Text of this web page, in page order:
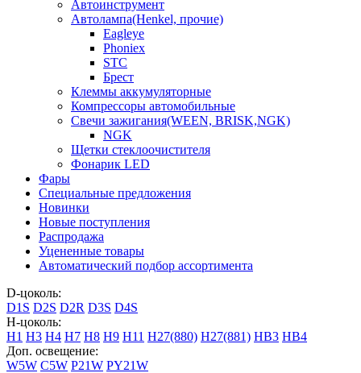
Автоинструмент
Автолампа(Henkel, прочие)
Eagleye
Phoniex
STC
Брест
Клеммы аккумуляторные
Компрессоры автомобильные
Свечи зажигания(WEEN, BRISK,NGK)
NGK
Щетки стеклоочистителя
Фонарик LED
Фары
Специальные предложения
Новинки
Новые поступления
Распродажа
Уцененные товары
Автоматический подбор ассортимента
D-цоколь:
D1S D2S D2R D3S D4S
H-цоколь:
H1 H3 H4 H7 H8 H9 H11 H27(880) H27(881) HB3 HB4
Доп. освещение:
W5W C5W P21W PY21W